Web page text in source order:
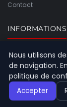
Contact
INFORMATIONS
Plan du site
© 2026
Nous utilisons
de navigation.
politique de
Accepter